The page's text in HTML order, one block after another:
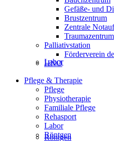
Labor
Röntgen
Gefäße- und
Brustzentrum
Zentrale
Traumazentrum
Palliativstation
Förderverein
HNO
Pflege & Therapie
Pflege
Physiotherapie
Familiale Pflege
Rehasport
Labor
Röntgen